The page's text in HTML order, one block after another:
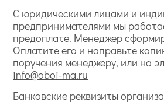
С юридическими лицами и
предпринимателями мы
предоплате. Менеджер
Оплатите его и направьте
поручения менеджеру, или на
info@oboi-ma.ru
Банковские реквизиты